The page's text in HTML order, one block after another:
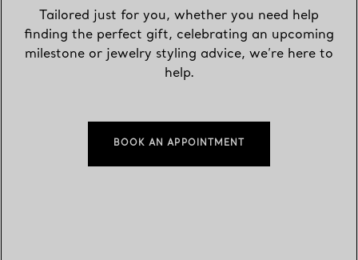
Tailored just for you, whether you need help
finding the perfect gift, celebrating an upcoming
milestone or jewelry styling advice, we’re here to
help.
BOOK AN APPOINTMENT